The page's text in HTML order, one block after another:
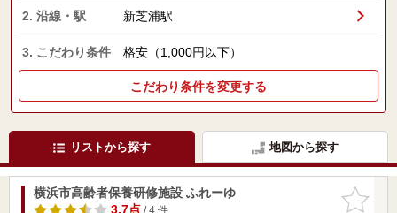
2. 沿線・駅 新芝浦駅
3. こだわり条件 格安（1,000円以下）
こだわり条件を変更する
リストから探す 地図から探す
お気に入
りに追加
横浜市高齢者保養研修施設 ふれーゆ
3.7点/ 4 件